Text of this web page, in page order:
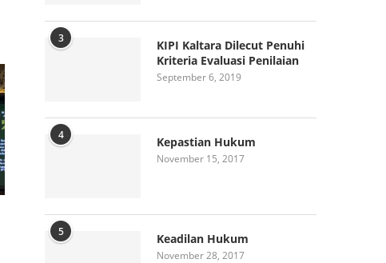
3
KIPI Kaltara Dilecut Penuhi
Kriteria Evaluasi Penilaian
September 6, 2019
4 Kepastian Hukum
November 15, 2017
5 Keadilan Hukum
November 28, 2017